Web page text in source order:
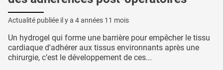
Actualité publiée il y a 4 années 11 mois
Un hydrogel qui forme une barrière pour empêcher le tissu
cardiaque d'adhérer aux tissus environnants après une
chirurgie, c’est le développement de ces...